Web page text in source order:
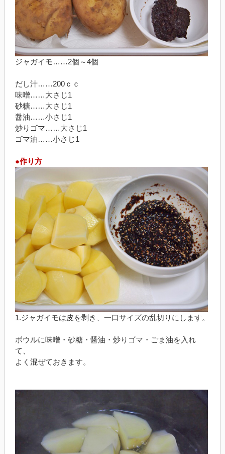
ジャガイモ……2個～4個
だし汁……200ｃｃ
味噌……大さじ1
砂糖……大さじ1
醤油……小さじ1
炒りゴマ……大さじ1
ゴマ油……小さじ1
●作り方
1.ジャガイモは皮を剥き、一口サイズの乱切りにします。
ボウルに味噌・砂糖・醤油・炒りゴマ・ごま油を入れ
て、
よく混ぜておきます。